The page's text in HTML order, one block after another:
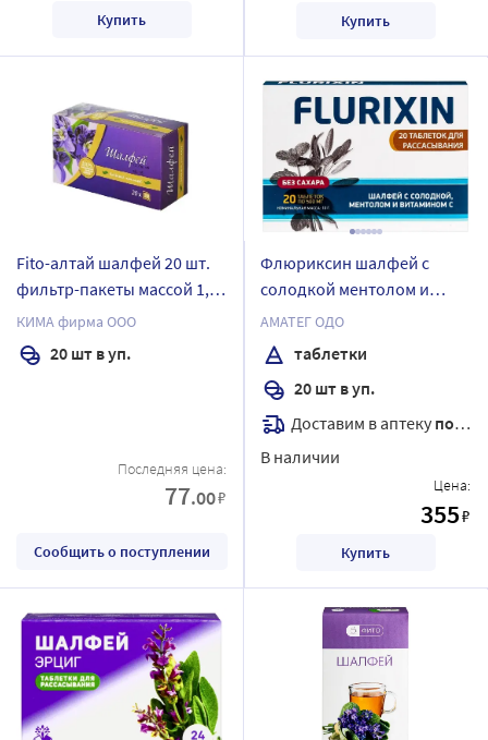
Купить Купить
Fito-алтай шалфей 20 шт.
фильтр-пакеты массой 1,5
г
КИМА фирма ООО
20 шт в уп.
Последняя цена:
77.00₽
Сообщить о поступлении
Флюриксин шалфей с
солодкой ментолом и
витамином с 20 шт.
таблетки массой 500 мг
АМАТЕГ ОДО
таблетки
20 шт в уп.
Доставим в аптеку послезавтра
В наличии
Цена:
355₽
Купить